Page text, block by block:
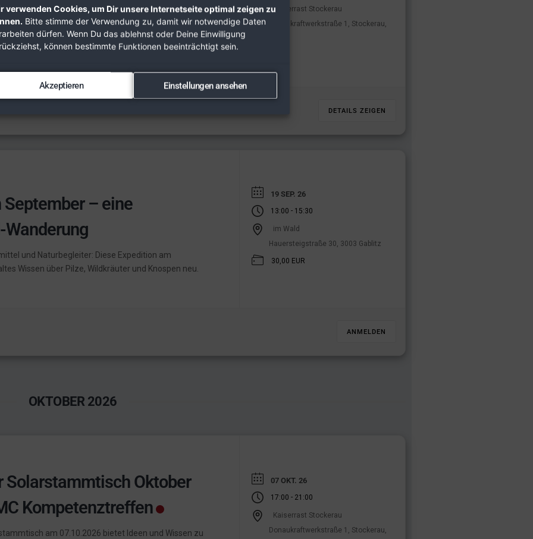
verwenden Cookies, um Dir unsere Internetseite optimal zeigen zu
Bitte stimme der Verwendung zu, damit wir notwendige Daten
dürfen. Wenn Du das ablehnst oder Deine Einwilligung
können bestimmte Funktionen beeinträchtigt sein.
Akzeptieren Einstellungen ansehen
am 02.09.2026 bietet Ideen und Wissen zu
Elektromobilität und rationellem Energieeinsatz.
Details.
Kaiserrast Stockerau
Donaukraftwerkstraße 1, Stockerau,
DETAILS ZEIGEN
– eine
und Naturbegleiter: Diese Expedition am
Wissen über Pilze, Wildkräuter und Knospen neu.
19 SEP. 26
13:00 - 15:30
im Wald
Hauersteigstraße 30, 3003 Gablitz
30,00 EUR
ANMELDEN
OKTOBER 2026
Solarstammtisch Oktober
Kompetenztreffen
am 07.10.2026 bietet Ideen und Wissen zu
07 OKT. 26
17:00 - 21:00
Kaiserrast Stockerau
Donaukraftwerkstraße 1, Stockerau,